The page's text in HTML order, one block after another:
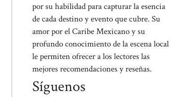
por su habilidad para capturar la esencia
de cada destino y evento que cubre. Su
amor por el Caribe Mexicano y su
profundo conocimiento de la escena local
le permiten ofrecer a los lectores las
mejores recomendaciones y reseñas.
Síguenos